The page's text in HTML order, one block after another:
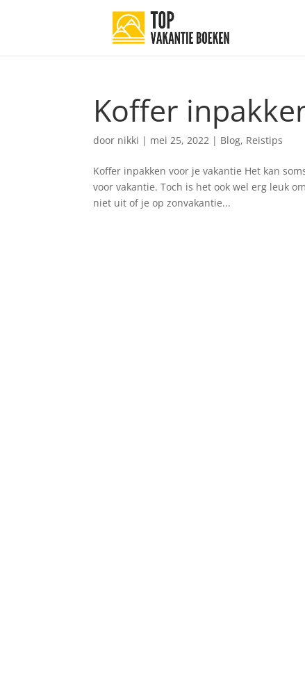
Koffer
door nikki | mei 25, 2022 | Blog, Reistips
Koffer inpakken voor je vakantie Het kan
voor vakantie. Toch is het ook wel erg leuk
niet uit of je op zonvakantie...